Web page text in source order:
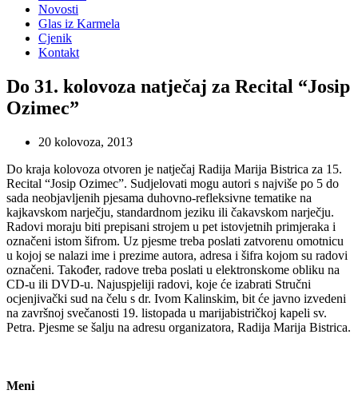
Novosti
Glas iz Karmela
Cjenik
Kontakt
Do 31. kolovoza natječaj za Recital “Josip
Ozimec”
20 kolovoza, 2013
Do kraja kolovoza otvoren je natječaj Radija Marija Bistrica za 15.
Recital “Josip Ozimec”. Sudjelovati mogu autori s najviše po 5 do
sada neobjavljenih pjesama duhovno-refleksivne tematike na
kajkavskom narječju, standardnom jeziku ili čakavskom narječju.
Radovi moraju biti prepisani strojem u pet istovjetnih primjeraka i
označeni istom šifrom. Uz pjesme treba poslati zatvorenu omotnicu
u kojoj se nalazi ime i prezime autora, adresa i šifra kojom su radovi
označeni. Također, radove treba poslati u elektronskome obliku na
CD-u ili DVD-u. Najuspjeliji radovi, koje će izabrati Stručni
ocjenjivački sud na čelu s dr. Ivom Kalinskim, bit će javno izvedeni
na završnoj svečanosti 19. listopada u marijabistričkoj kapeli sv.
Petra. Pjesme se šalju na adresu organizatora, Radija Marija Bistrica.
Meni